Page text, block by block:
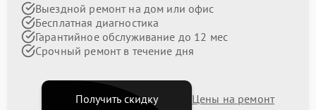
Выездной ремонт на дом или офис
Бесплатная диагностика
Гарантийное обслуживание до 12 мес
Срочный ремонт в течение дня
Получить скидку Цены на ремонт